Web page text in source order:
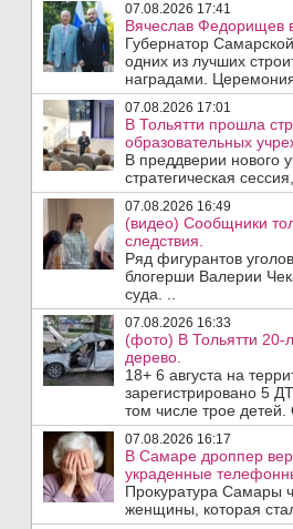
07.08.2026 17:41
Вячеслав Федорищев
Губернатор
одних из лучших
наградами.
07.08.2026 17:01
В Тольятти прошла
образовательных
В преддверии нового
стратегическая
07.08.2026 16:49
(видео) Сообщники
следствия.
Ряд фигурантов
блогерши Валерии
суда. ..
07.08.2026 16:33
(фото) В Тольятти 20-
дерево.
18+ 6 августа на
зарегистрировано 5
том числе трое
07.08.2026 16:17
В Самаре дроппер
украденные
Прокуратура Самары
женщины, которая